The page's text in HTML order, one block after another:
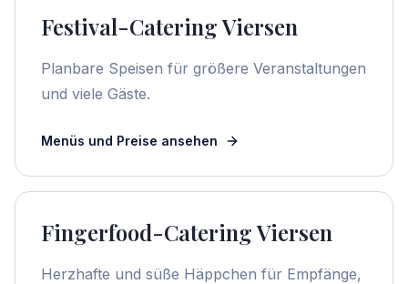
Festival-Catering Viersen
Planbare Speisen für größere Veranstaltungen
und viele Gäste.
Menüs und Preise ansehen
Fingerfood-Catering Viersen
Herzhafte und süße Häppchen für Empfänge,